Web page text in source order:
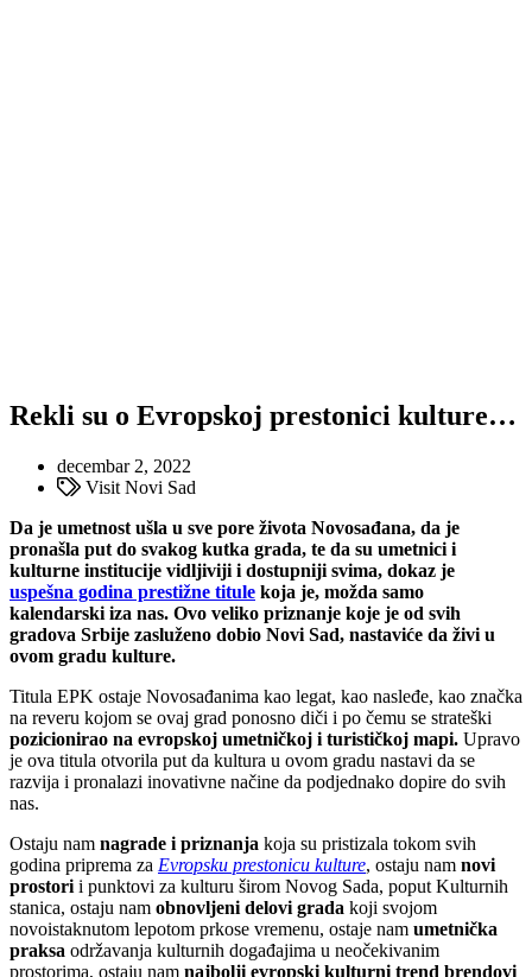
Rekli su o Evropskoj prestonici kulture…
decembar 2, 2022
Visit Novi Sad
Da je umetnost ušla u sve pore života Novosađana, da je
pronašla put do svakog kutka grada, te da su umetnici i
kulturne institucije vidljiviji i dostupniji svima, dokaz je
uspešna godina prestižne titule koja je, možda samo
kalendarski iza nas. Ovo veliko priznanje koje je od svih
gradova Srbije zasluženo dobio Novi Sad, nastaviće da živi u
ovom gradu kulture.
Titula EPK ostaje Novosađanima kao legat, kao nasleđe, kao značka
na reveru kojom se ovaj grad ponosno diči i po čemu se strateški
pozicionirao na evropskoj umetničkoj i turističkoj mapi. Upravo
je ova titula otvorila put da kultura u ovom gradu nastavi da se
razvija i pronalazi inovativne načine da podjednako dopire do svih
nas.
Ostaju nam nagrade i priznanja koja su pristizala tokom svih
godina priprema za Evropsku prestonicu kulture, ostaju nam novi
prostori i punktovi za kulturu širom Novog Sada, poput Kulturnih
stanica, ostaju nam obnovljeni delovi grada koji svojom
novoistaknutom lepotom prkose vremenu, ostaje nam umetnička
praksa održavanja kulturnih događajima u neočekivanim
prostorima, ostaju nam najbolji evropski kulturni trend brendovi